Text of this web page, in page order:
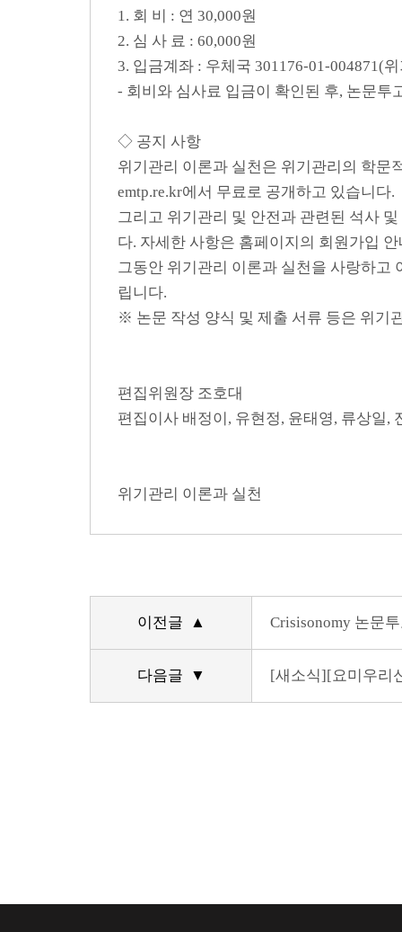
1. 회 비 : 연 30,000원
2. 심 사 료 : 60,000원
3. 입금계좌 : 우체국 301176-01-004871(
- 회비와 심사료 입금이 확인된 후, 논문투
◇ 공지 사항
위기관리 이론과 실천은 위기관리의 학문
emtp.re.kr에서 무료로 공개하고 있습니다.
그리고 위기관리 및 안전과 관련된 석사
다. 자세한 사항은 홈페이지의 회원가입
그동안 위기관리 이론과 실천을 사랑하고
립니다.
※ 논문 작성 양식 및 제출 서류 등은 위기
편집위원장 조호대
편집이사 배정이, 유현정, 윤태영, 류상일,
위기관리 이론과 실천
이전글 ▲ Crisisonomy 논문
다음글 ▼ [새소식][요미우리